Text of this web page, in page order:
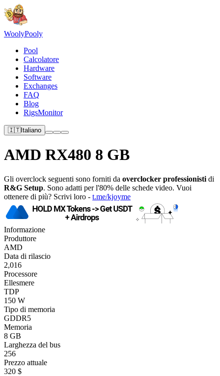
WoolyPooly
Pool
Calcolatore
Hardware
Software
Exchanges
FAQ
Blog
RigsMonitor
🇮🇹Italiano
AMD RX480 8 GB
Gli overclock seguenti sono forniti da overclocker professionisti di
R&G Setup. Sono adatti per l'80% delle schede video. Vuoi
ottenere di più? Scrivi loro - t.me/kjoyme
Informazione
Produttore
AMD
Data di rilascio
2,016
Processore
Ellesmere
TDP
150 W
Tipo di memoria
GDDR5
Memoria
8 GB
Larghezza del bus
256
Prezzo attuale
320 $